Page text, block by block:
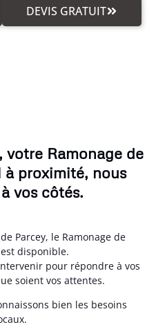
DEVIS GRATUIT
votre Ramonage de
proximité, nous
vos côtés.
Parcey, le Ramonage de
disponible.
pour répondre à vos
soient vos attentes.
bien les besoins